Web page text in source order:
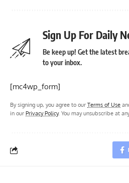
Sign Up For Daily
Be keep up! Get the latest
to your inbox.
[mc4wp_form]
By signing up, you agree to our Terms of Use
in our Privacy Policy. You may unsubscribe at